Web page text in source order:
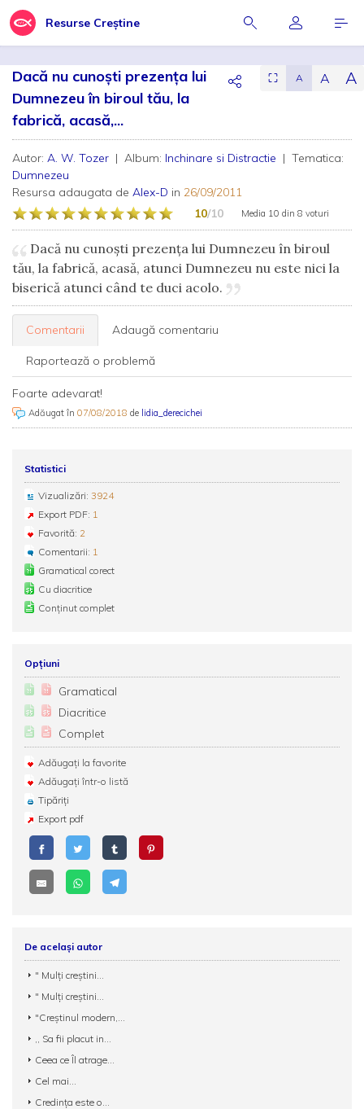
Resurse Creștine
Dacă nu cunoşti prezenţa lui
Dumnezeu în biroul tău, la
fabrică, acasă,...
⛶ A A A
Autor: A. W. Tozer | Album: Inchinare si Distractie | Tematica:
Dumnezeu
Resursa adaugata de Alex-D in 26/09/2011
10/10 Media 10 din 8 voturi
Dacă nu cunoşti prezenţa lui Dumnezeu în biroul
tău, la fabrică, acasă, atunci Dumnezeu nu este nici la
biserică atunci când te duci acolo.
Comentarii Adaugă comentariu
Raportează o problemă
Foarte adevarat!
Adăugat în 07/08/2018 de lidia_derecichei
Statistici
Vizualizări: 3924
Export PDF: 1
Favorită: 2
Comentarii: 1
Gramatical corect
Cu diacritice
Conținut complet
Opțiuni
Gramatical
Diacritice
Complet
Adăugați la favorite
Adăugați într-o listă
Tipăriți
Export pdf
De același autor
" Mulţi creştini...
" Mulţi creştini...
"Creştinul modern,...
,, Sa fii placut in...
Ceea ce Îl atrage...
Cel mai...
Credinţa este o...